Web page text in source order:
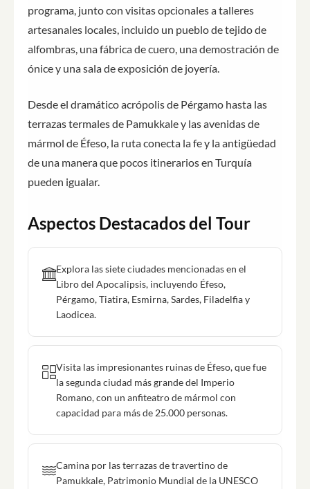
programa, junto con visitas opcionales a talleres
artesanales locales, incluido un pueblo de tejido de
alfombras, una fábrica de cuero, una demostración de
ónice y una sala de exposición de joyería.
Desde el dramático acrópolis de Pérgamo hasta las
terrazas termales de Pamukkale y las avenidas de
mármol de Éfeso, la ruta conecta la fe y la antigüedad
de una manera que pocos itinerarios en Turquía
pueden igualar.
Aspectos Destacados del Tour
Explora las siete ciudades mencionadas en el
Libro del Apocalipsis, incluyendo Éfeso,
Pérgamo, Tiatira, Esmirna, Sardes, Filadelfia y
Laodicea.
Visita las impresionantes ruinas de Éfeso, que fue
la segunda ciudad más grande del Imperio
Romano, con un anfiteatro de mármol con
capacidad para más de 25.000 personas.
Camina por las terrazas de travertino de
Pamukkale, Patrimonio Mundial de la UNESCO